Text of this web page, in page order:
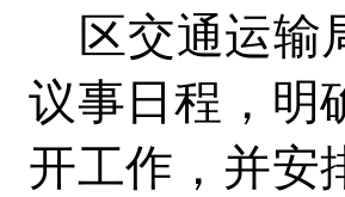
区交通运输
议事日程，明
开工作，并安